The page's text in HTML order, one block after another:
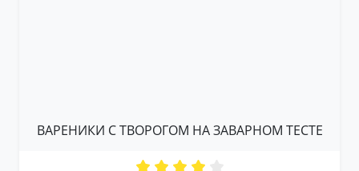
ВАРЕНИКИ С ТВОРОГОМ НА ЗАВАРНОМ ТЕСТЕ